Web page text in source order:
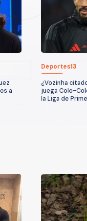
a
Deportes13
¿Vozinha
juega Colo-
la Liga de